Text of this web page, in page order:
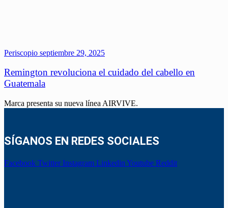
Periscopio septiembre 29, 2025
Remington revoluciona el cuidado del cabello en
Guatemala
Marca presenta su nueva línea AIRVIVE.
SÍGANOS EN REDES SOCIALES
Facebook Twitter Instagram Linkedin Youtube Reddit